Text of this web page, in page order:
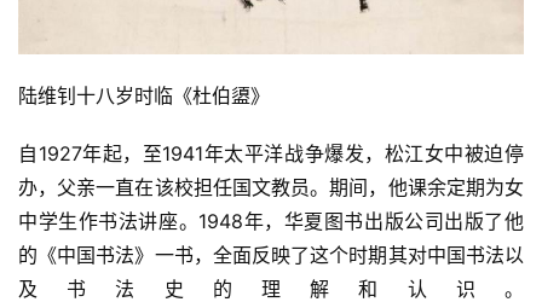
陆维钊十八岁时临《杜伯盨》
自1927年起，至1941年太平洋战争爆发，松江女中被迫停
办，父亲一直在该校担任国文教员。期间，他课余定期为女
中学生作书法讲座。1948年，华夏图书出版公司出版了他
的《中国书法》一书，全面反映了这个时期其对中国书法以
及书法史的理解和认识。